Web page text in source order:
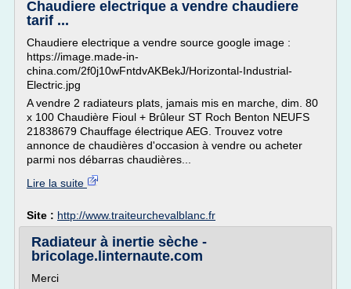
Chaudiere electrique a vendre chaudiere
tarif ...
Chaudiere electrique a vendre source google image :
https://image.made-in-
china.com/2f0j10wFntdvAKBekJ/Horizontal-Industrial-
Electric.jpg
A vendre 2 radiateurs plats, jamais mis en marche, dim. 80
x 100 Chaudière Fioul + Brûleur ST Roch Benton NEUFS
21838679 Chauffage électrique AEG. Trouvez votre
annonce de chaudières d'occasion à vendre ou acheter
parmi nos débarras chaudières...
Lire la suite
Site : http://www.traiteurchevalblanc.fr
Radiateur à inertie sèche -
bricolage.linternaute.com
Merci